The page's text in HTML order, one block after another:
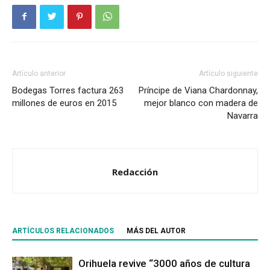
Artículo anterior
Bodegas Torres factura 263
millones de euros en 2015
Artículo siguiente
Príncipe de Viana Chardonnay,
mejor blanco con madera de
Navarra
Redacción
ARTÍCULOS RELACIONADOS MÁS DEL AUTOR
Orihuela revive “3000 años de cultura